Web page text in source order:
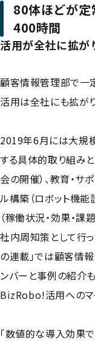
80体ほどが
400時間
活用が全社に拡が
顧客情報管理部で一
活用は全社にも拡が
2019年6月には大規
する具体的取り組み
会の開催）、教育・サ
ル構築（ロボット機能
（稼働状況・効果・
社内周知策として行
の連載」では顧客情
ンバーと事例の紹介
BizRobo!活用へのマ
「数値的な導入効果